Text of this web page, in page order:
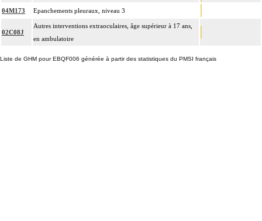
04M173 Epanchements pleuraux, niveau 3
02C08J
Autres interventions extraoculaires, âge supérieur à 17 ans,
en ambulatoire
Liste de GHM pour EBQF006 générée à partir des statistiques du PMSI français